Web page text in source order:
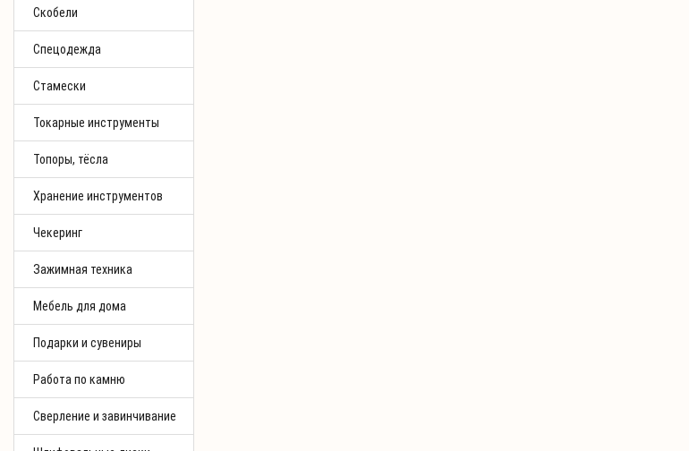
Скобели
Спецодежда
Стамески
Токарные инструменты
Топоры, тёсла
Хранение инструментов
Чекеринг
Зажимная техника
Мебель для дома
Подарки и сувениры
Работа по камню
Сверление и завинчивание